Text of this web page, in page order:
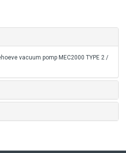
vacuum pomp MEC2000 TYPE 2 /